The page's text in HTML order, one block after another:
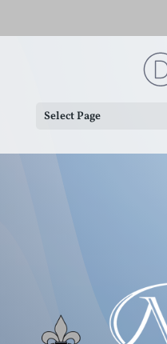
Select Page